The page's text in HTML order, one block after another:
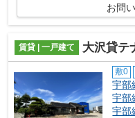
お問
賃貸 | 一戸建て 大沢貸テ
敷0
宇部
宇部
宇部